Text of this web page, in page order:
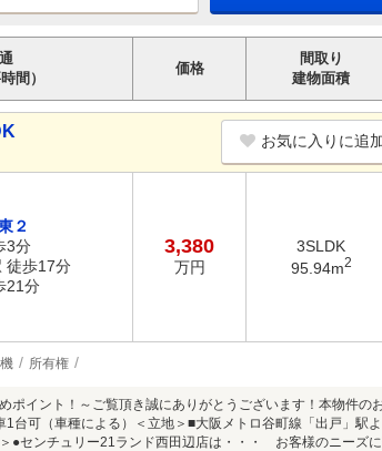
間）
価格
間取り
建物面積
お気に入りに追
２
3分
徒歩17分
21分
3,380
万円
3SLDK
95.94m2
所有権
ポイント！～ご覧頂き誠にありがとうございます！本物件の
台可（車種による）＜立地＞■大阪メトロ谷町線「出戸」駅
●センチュリー21ランド西田辺店は・・・ お客様のニーズ